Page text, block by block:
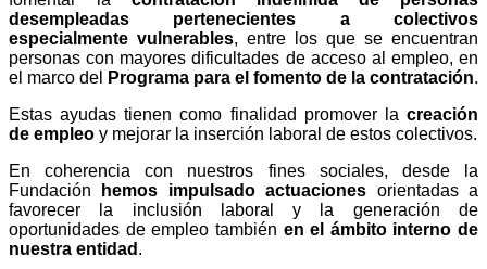
desempleadas pertenecientes a colectivos
especialmente vulnerables, entre los que se encuentran
personas con mayores dificultades de acceso al empleo, en
el marco del
Programa para el fomento de la contratación.
Estas ayudas tienen como finalidad promover la creación
de empleo y mejorar la inserción laboral de estos colectivos.
En coherencia con nuestros fines sociales, desde la
Fundación
hemos impulsado actuaciones orientadas a
favorecer la inclusión laboral y la generación de
oportunidades de empleo también en el ámbito interno de
nuestra entidad .